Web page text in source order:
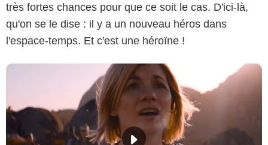
très fortes chances pour que ce soit le cas. D'ici-là,
qu'on se le dise : il y a un nouveau héros dans
l'espace-temps. Et c'est une héroïne !